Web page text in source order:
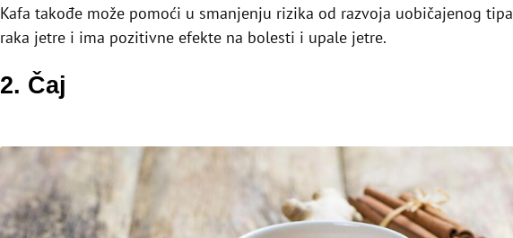
Kafa takođe može pomoći u smanjenju rizika od razvoja uobičajenog tipa
raka jetre i ima pozitivne efekte na bolesti i upale jetre.
2. Čaj